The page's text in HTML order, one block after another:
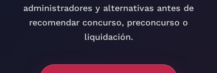
administradores y alternativas antes de
recomendar concurso, preconcurso o
liquidación.